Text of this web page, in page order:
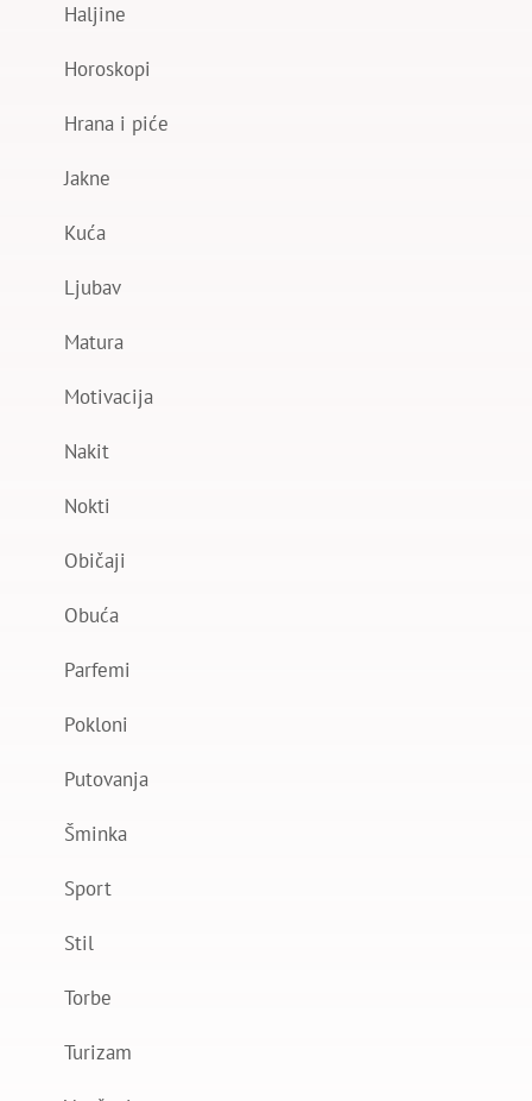
Haljine
Horoskopi
Hrana i piće
Jakne
Kuća
Ljubav
Matura
Motivacija
Nakit
Nokti
Običaji
Obuća
Parfemi
Pokloni
Putovanja
Šminka
Sport
Stil
Torbe
Turizam